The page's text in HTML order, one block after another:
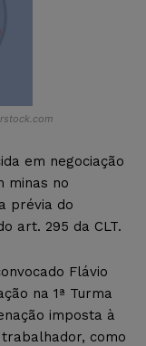
em negociação
minas no
prévia do
art. 295 da CLT.
Flávio
na 1ª Turma
imposta à
como